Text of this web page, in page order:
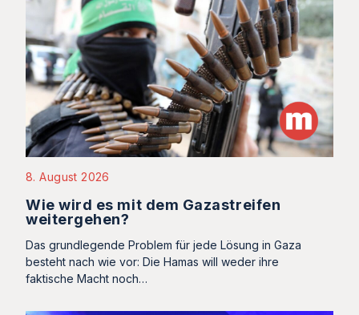
8. August 2026
Wie wird es mit dem Gazastreifen
weitergehen?
Das grundlegende Problem für jede Lösung in Gaza
besteht nach wie vor: Die Hamas will weder ihre
faktische Macht noch…